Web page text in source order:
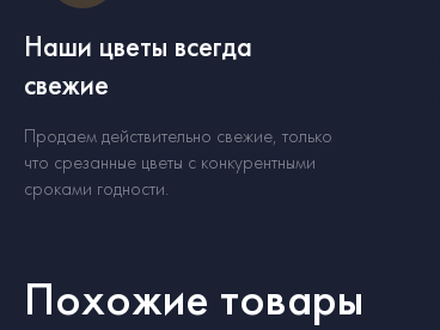
Наши цветы всегда
свежие
Продаем действительно свежие, только
что срезанные цветы с конкурентными
сроками годности.
Похожие товары